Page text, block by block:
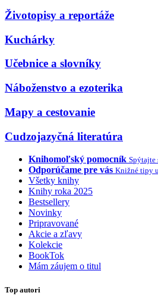
Životopisy a reportáže
Kuchárky
Učebnice a slovníky
Náboženstvo a ezoterika
Mapy a cestovanie
Cudzojazyčná literatúra
Knihomoľský pomocník Spýtajte
Odporúčame pre vás Knižné tipy
Všetky knihy
Knihy roka 2025
Bestsellery
Novinky
Pripravované
Akcie a zľavy
Kolekcie
BookTok
Mám záujem o titul
Top autori